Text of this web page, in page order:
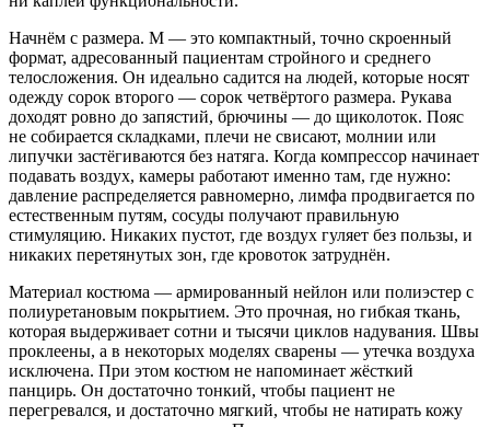
Начнём с размера. M — это компактный, точно скроенный
формат, адресованный пациентам стройного и среднего
телосложения. Он идеально садится на людей, которые носят
одежду сорок второго — сорок четвёртого размера. Рукава
доходят ровно до запястий, брючины — до щиколоток. Пояс
не собирается складками, плечи не свисают, молнии или
липучки застёгиваются без натяга. Когда компрессор начинает
подавать воздух, камеры работают именно там, где нужно:
давление распределяется равномерно, лимфа продвигается по
естественным путям, сосуды получают правильную
стимуляцию. Никаких пустот, где воздух гуляет без пользы, и
никаких перетянутых зон, где кровоток затруднён.
Материал костюма — армированный нейлон или полиэстер с
полиуретановым покрытием. Это прочная, но гибкая ткань,
которая выдерживает сотни и тысячи циклов надувания. Швы
проклеены, а в некоторых моделях сварены — утечка воздуха
исключена. При этом костюм не напоминает жёсткий
панцирь. Он достаточно тонкий, чтобы пациент не
перегревался, и достаточно мягкий, чтобы не натирать кожу